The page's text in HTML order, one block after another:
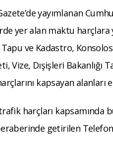
yayımlanan
yer alan maktu harçlara
Tapu ve Kadastro,
Vize, Dışişleri
kapsayan alanları
harçları kapsamında
getirilen